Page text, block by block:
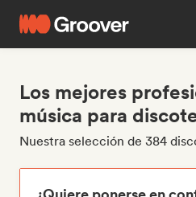
Los mejores
música para
Nuestra selección de 384